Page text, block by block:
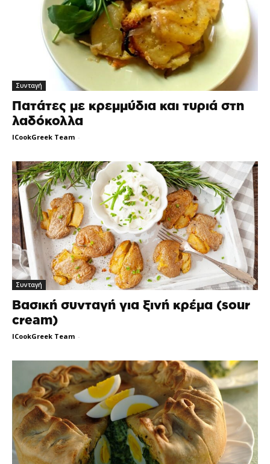
Συνταγή
Πατάτες με κρεμμύδια και τυριά στη
λαδόκολλα
ICookGreek Team -
Συνταγή
Βασική συνταγή για ξινή κρέμα (sour
cream)
ICookGreek Team -